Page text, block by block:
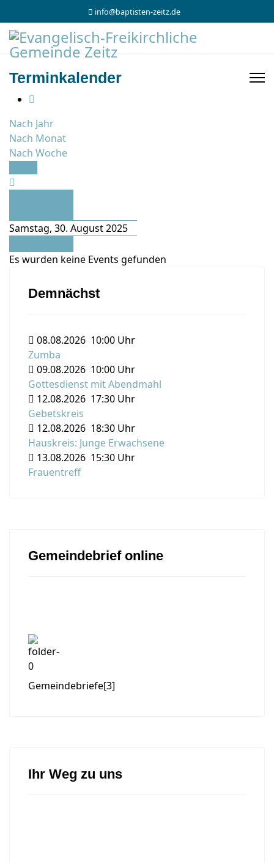
info@baptisten-zeitz.de
Terminkalender
Nach Jahr
Nach Monat
Nach Woche
Samstag, 30. August 2025
Es wurden keine Events gefunden
Demnächst
08.08.2026 10:00 Uhr
Zumba
09.08.2026 10:00 Uhr
Gottesdienst mit Abendmahl
12.08.2026 17:30 Uhr
Gebetskreis
12.08.2026 18:30 Uhr
Hauskreis: Junge Erwachsene
13.08.2026 15:30 Uhr
Frauentreff
Gemeindebrief online
Gemeindebriefe[3]
Ihr Weg zu uns